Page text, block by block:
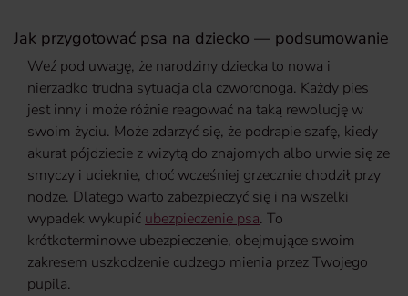
Jak przygotować psa na dziecko — podsumowanie
Weź pod uwagę, że narodziny dziecka to nowa i
nierzadko trudna sytuacja dla czworonoga. Każdy pies
jest inny i może różnie reagować na taką rewolucję w
swoim życiu. Może zdarzyć się, że podrapie szafę, kiedy
akurat pójdziecie z wizytą do znajomych albo urwie się ze
smyczy i ucieknie, choć wcześniej grzecznie chodził przy
nodze. Dlatego warto zabezpieczyć się i na wszelki
wypadek wykupić ubezpieczenie psa. To
krótkoterminowe ubezpieczenie, obejmujące swoim
zakresem uszkodzenie cudzego mienia przez Twojego
pupila.